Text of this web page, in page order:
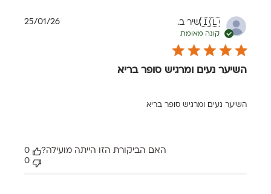
🇮🇱שיר ב.
קונה מאומת
השיער נעים ומרגיש סופר בריא
השיער נעים ומרגיש סופר בריא
תאריך25/01/26
האם הביקורת הזו הייתה מועילה?
0
0